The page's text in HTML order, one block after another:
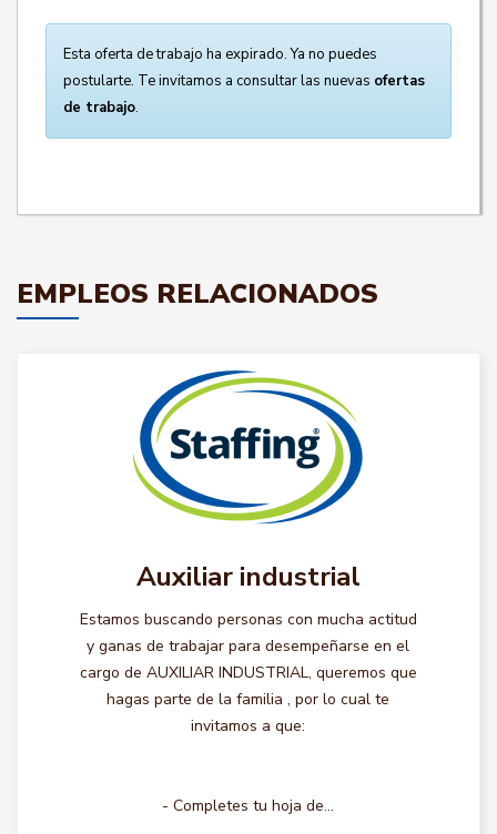
Esta oferta de trabajo ha expirado. Ya no puedes
postularte. Te invitamos a consultar las nuevas ofertas
de trabajo.
EMPLEOS RELACIONADOS
Auxiliar industrial
Estamos buscando personas con mucha actitud
y ganas de trabajar para desempeñarse en el
cargo de AUXILIAR INDUSTRIAL, queremos que
hagas parte de la familia , por lo cual te
invitamos a que:
- Completes tu hoja de...